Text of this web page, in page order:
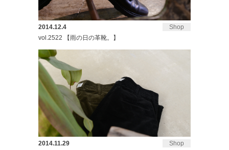
Shop
2014.12.4
vol.2522 【雨の日の革靴。】
Shop
2014.11.29